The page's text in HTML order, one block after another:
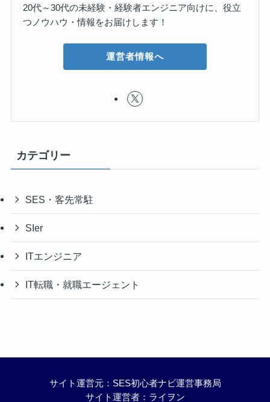
20代～30代の未経験・経験者エンジニア向けに、役立
つノウハウ・情報をお届けします！
運営者情報へ
カテゴリー
SES・客先常駐
SIer
ITエンジニア
IT転職・就職エージェント
サイト運営元：SES初心者ナビ運営事務局
サイト運営者：ライヲン